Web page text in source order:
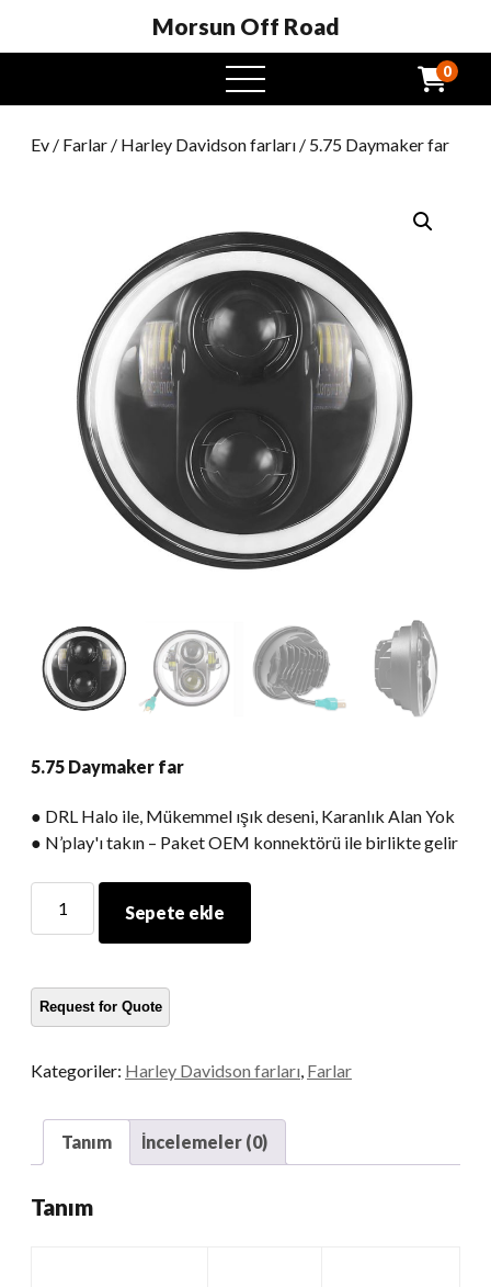
Morsun Off Road
Açık
Menü
0
Ev / Farlar / Harley Davidson farları / 5.75 Daymaker far
5.75 Daymaker far
● DRL Halo ile, Mükemmel ışık deseni, Karanlık Alan Yok
● N’play'ı takın – Paket OEM konnektörü ile birlikte gelir
Daymaker
Sepete ekle
Kategoriler: Harley Davidson farları Farlar
Tanım İncelemeler (0)
Tanım